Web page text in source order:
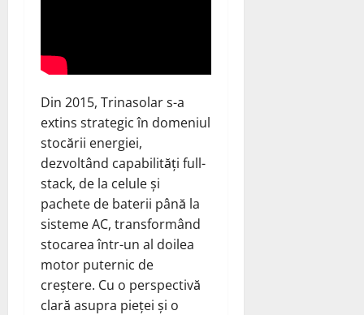
Din 2015, Trinasolar s-a
extins strategic în domeniul
stocării energiei,
dezvoltând capabilități full-
stack, de la celule și
pachete de baterii până la
sisteme AC, transformând
stocarea într-un al doilea
motor puternic de
creștere. Cu o perspectivă
clară asupra pieței și o